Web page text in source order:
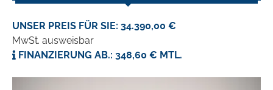
UNSER PREIS FÜR SIE: 34.390,00 €
MwSt. ausweisbar
FINANZIERUNG AB.: 348,60 € MTL.